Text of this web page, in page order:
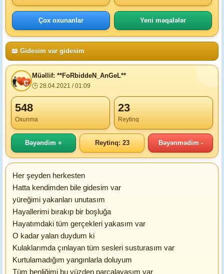
Çox oxunanlar Yeni məqalələr
📖 Gidesim var gidesim
Müəllif: **FoRbiddeN_AnGeL**
🕒 28.04.2021 / 01:09
548
Oxunma
23
Reytinq
Bəyəndim + Reytinq: 23 Bəyənmədim -
Her şeyden herkesten
Hatta kendimden bile gidesim var
yüreğimi yakanları unutasım
Hayallerimi bırakıp bir boşluğa
Hayatımdaki tüm gerçekleri yakasım var
O kadar yalan duydum ki
Kulaklarımda çınlayan tüm sesleri susturasım var
Kurtulamadığım yangınlarla doluyum
Tüm benliğimi bu yüzden parçalayasım var